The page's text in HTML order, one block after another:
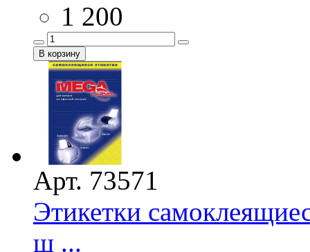
1 200
Арт. 73571
Этикетки
ш ...